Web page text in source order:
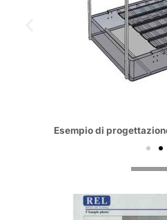
Esempio di